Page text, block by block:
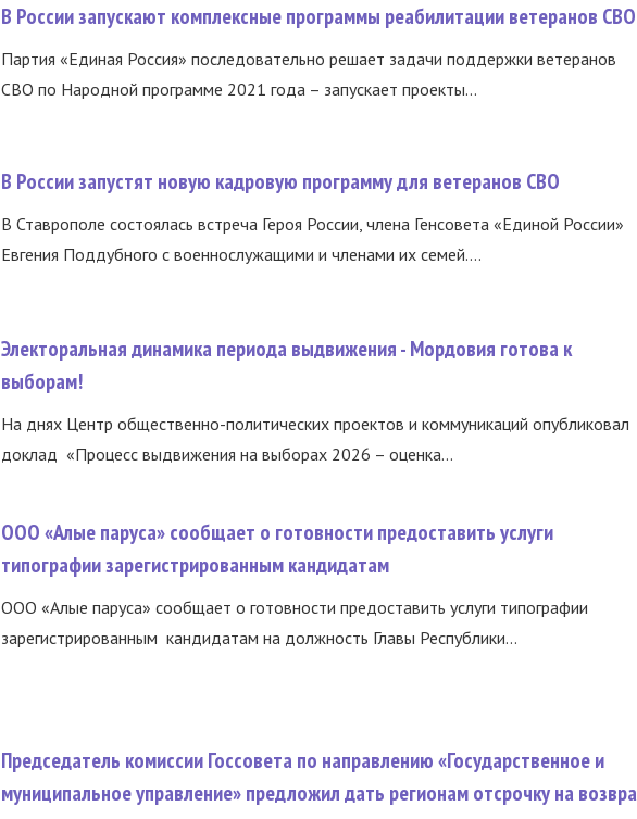
В России запускают комплексные программы реабилитации ветеранов СВО
Партия «Единая Россия» последовательно решает задачи поддержки ветеранов
СВО по Народной программе 2021 года – запускает проекты...
В России запустят новую кадровую программу для ветеранов СВО
В Ставрополе состоялась встреча Героя России, члена Генсовета «Единой России»
Евгения Поддубного с военнослужащими и членами их семей....
Электоральная динамика периода выдвижения - Мордовия готова к
выборам!
На днях Центр общественно-политических проектов и коммуникаций опубликовал
доклад «Процесс выдвижения на выборах 2026 – оценка...
ООО «Алые паруса» сообщает о готовности предоставить услуги
типографии зарегистрированным кандидатам
ООО «Алые паруса» сообщает о готовности предоставить услуги типографии
зарегистрированным кандидатам на должность Главы Республики...
Председатель комиссии Госсовета по направлению «Государственное и
муниципальное управление» предложил дать регионам отсрочку на возвра